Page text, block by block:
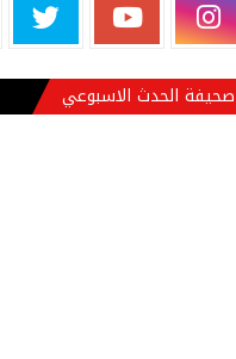
صحيفة الحدث الاسبوعي